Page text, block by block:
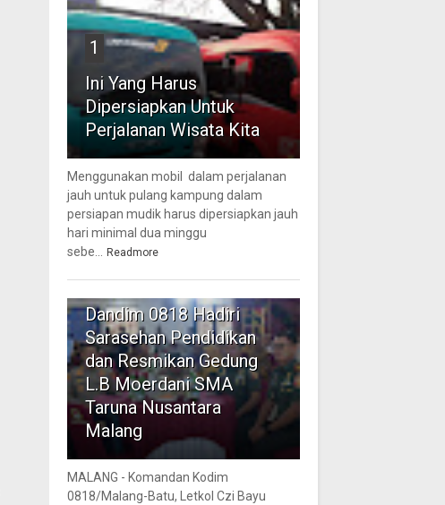
1
Ini Yang Harus
Dipersiapkan Untuk
Perjalanan Wisata Kita
Menggunakan mobil dalam perjalanan
jauh untuk pulang kampung dalam
persiapan mudik harus dipersiapkan jauh
hari minimal dua minggu
sebe... Readmore
2
Dandim 0818 Hadiri
Sarasehan Pendidikan
dan Resmikan Gedung
L.B Moerdani SMA
Taruna Nusantara
Malang
MALANG - Komandan Kodim
0818/Malang-Batu, Letkol Czi Bayu